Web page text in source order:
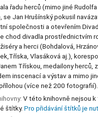
řadu herců (mimo jiné
se Jan Hrušínský pokusil
společnosti a otevřením
chod divadla prostřednictvím
a herci (Bohdalová,
Vlasáková aj.),
Třískou, medailony herců,
inscenací a výstav a mimo
(více než 200 fotografií).
V této knihovně nejsou
štítky. Pro přidávání štítků je